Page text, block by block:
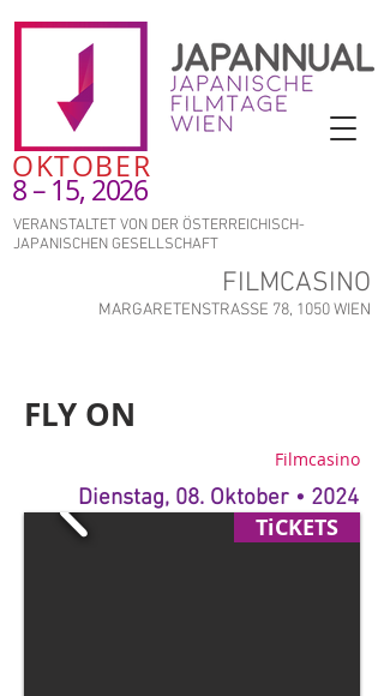
OKTOBER
8 – 15, 2026
VERANSTALTET VON DER ÖSTERREICHISCH-
JAPANISCHEN GESELLSCHAFT
FILMCASINO
MARGARETENSTRASSE 78, 1050 WIEN
FLY ON
Filmcasino
Dienstag, 08. Oktober • 2024
TiCKETS